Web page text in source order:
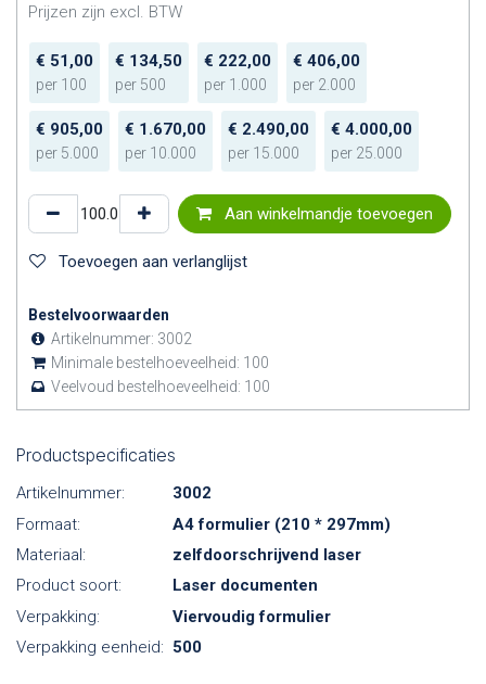
Prijzen zijn excl. BTW
€ 51,00
per 100
€ 134,50
per 500
€ 222,00
per 1.000
€ 406,00
per 2.000
€ 905,00
per 5.000
€ 1.670,00
per 10.000
€ 2.490,00
per 15.000
€ 4.000,00
per 25.000
Aan winkelmandje toevoegen
Toevoegen aan verlanglijst
Bestelvoorwaarden
Artikelnummer: 3002
Minimale bestelhoeveelheid: 100
Veelvoud bestelhoeveelheid: 100
Productspecificaties
Artikelnummer:
3002
Formaat:
A4 formulier (210 * 297mm)
Materiaal:
zelfdoorschrijvend laser
Product soort:
Laser documenten
Verpakking:
Viervoudig formulier
Verpakking eenheid: 500